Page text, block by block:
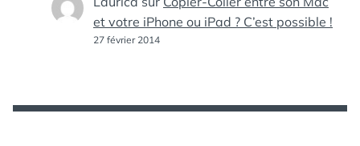
et votre iPhone ou iPad ? C’est possible !
27 février 2014